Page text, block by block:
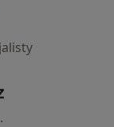
główna